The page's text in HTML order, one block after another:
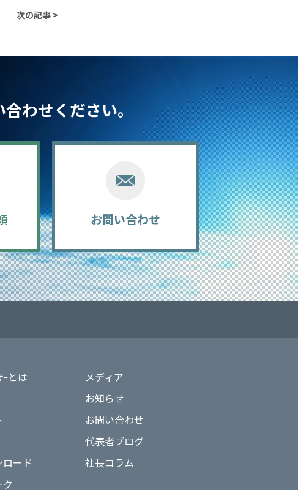
次の記事 >
わせください。
お問い合わせ
ｰとは
ード
メディア
お知らせ
お問い合わせ
代表者ブログ
社長コラム